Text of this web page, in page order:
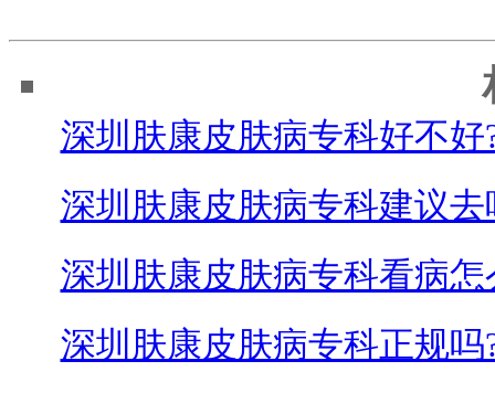
深圳肤康皮肤病专科好不好
深圳肤康皮肤病专科建议去
深圳肤康皮肤病专科看病怎
深圳肤康皮肤病专科正规吗